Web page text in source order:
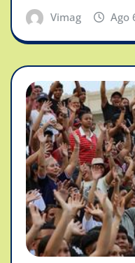
Vimag Ago